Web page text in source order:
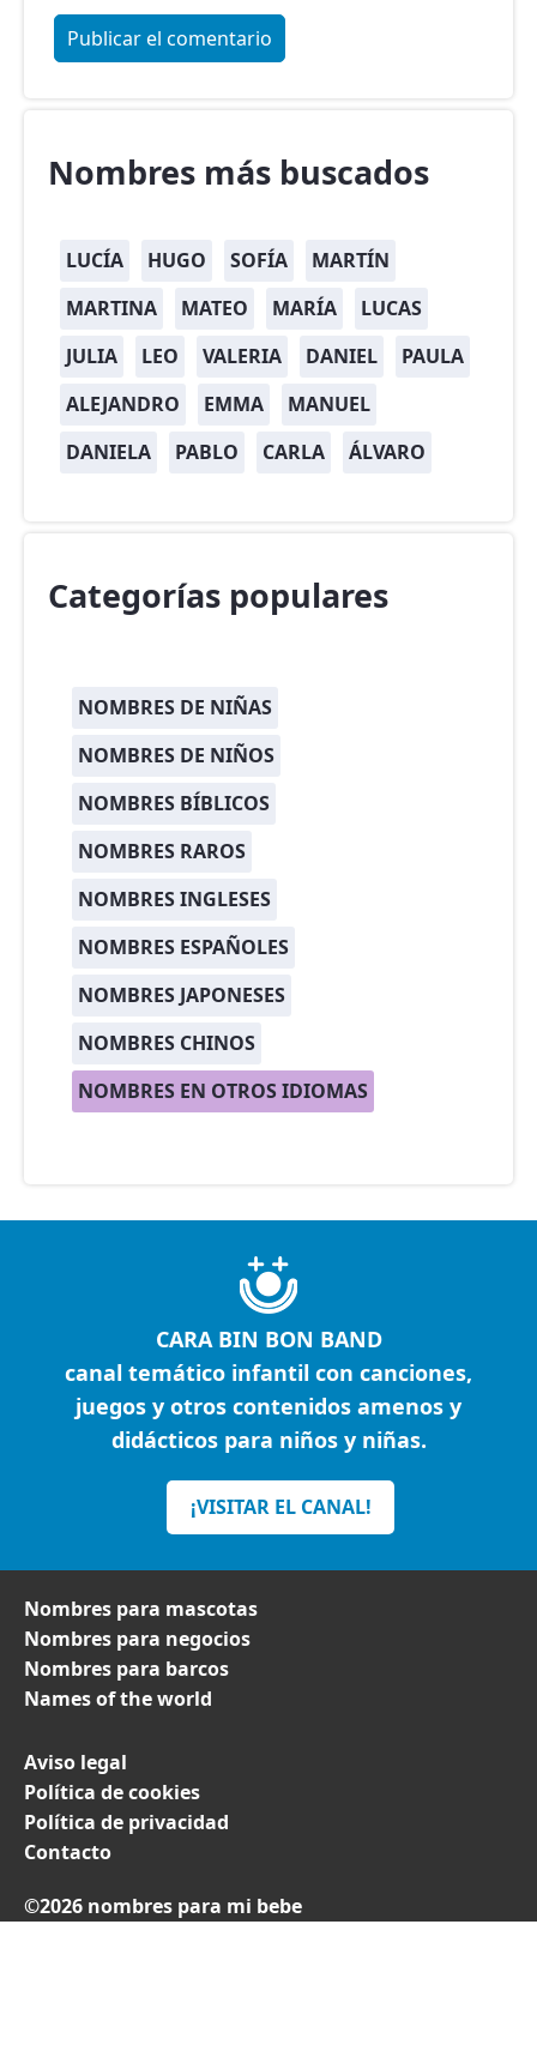
Nombres más buscados
LUCÍA HUGO SOFÍA
MARTÍN
MARTINA
MATEO MARÍA
LUCAS
JULIA
LEO VALERIA DANIEL
PAULA
ALEJANDRO
EMMA
MANUEL
DANIELA
PABLO CARLA ÁLVARO
Categorías populares
NOMBRES DE NIÑAS
NOMBRES DE NIÑOS
NOMBRES BÍBLICOS
NOMBRES RAROS
NOMBRES INGLESES
NOMBRES ESPAÑOLES
NOMBRES JAPONESES
NOMBRES CHINOS
NOMBRES EN OTROS IDIOMAS
CARA BIN BON BAND
canal temático infantil con canciones,
juegos y otros contenidos amenos y
didácticos para niños y niñas.
¡VISITAR EL CANAL!
Nombres para mascotas
Nombres para negocios
Nombres para barcos
Names of the world
Aviso legal
Política de cookies
Política de privacidad
Contacto
©2026 nombres para mi bebe